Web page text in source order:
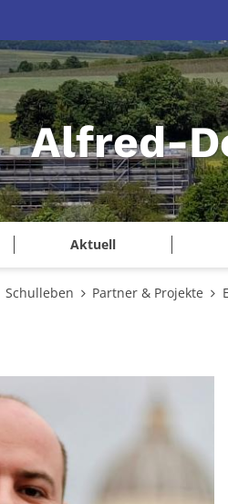
Alfred-
Aktuell
Schulleben Partner & Projekte